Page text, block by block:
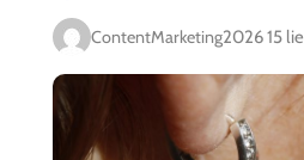
ContentMarketing2026 15